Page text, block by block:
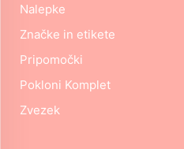
Nalepke
Značke in etikete
Pripomočki
Pokloni Komplet
Zvezek